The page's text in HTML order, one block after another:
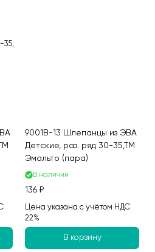
35,
9001B-13 Шлепанцы из ЭВА
Детские, раз. ряд 30-35,ТМ
Эмальто (пара)
В наличии
136 ₽
Цена указана с учётом НДС
22%
В корзину